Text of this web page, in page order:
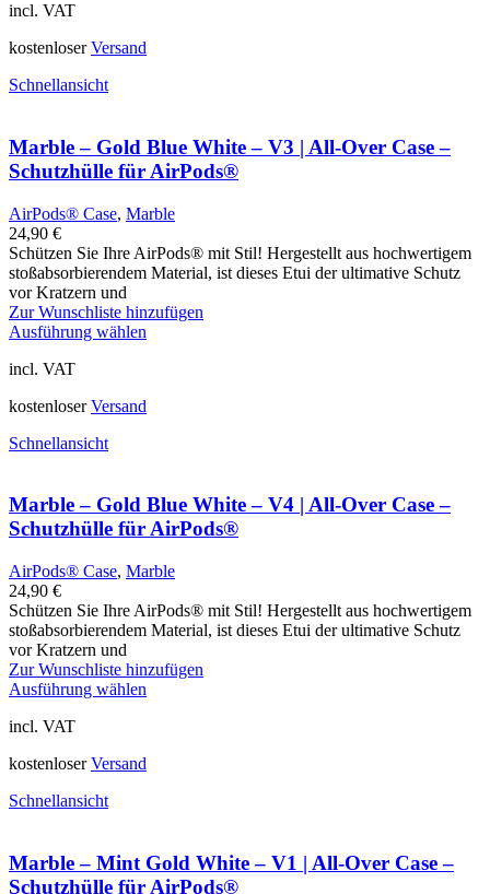
incl. VAT
kostenloserVersand
Schnellansicht
Marble – Gold Blue White – V3 | All-Over Case –
Schutzhülle für AirPods®
AirPods® Case, Marble
24,90 €
Schützen Sie Ihre AirPods® mit Stil! Hergestellt aus hochwertigem
stoßabsorbierendem Material, ist dieses Etui der ultimative Schutz
vor Kratzern und
Zur Wunschliste hinzufügen
Ausführung wählen
incl. VAT
kostenloserVersand
Schnellansicht
Marble – Gold Blue White – V4 | All-Over Case –
Schutzhülle für AirPods®
AirPods® Case, Marble
24,90 €
Schützen Sie Ihre AirPods® mit Stil! Hergestellt aus hochwertigem
stoßabsorbierendem Material, ist dieses Etui der ultimative Schutz
vor Kratzern und
Zur Wunschliste hinzufügen
Ausführung wählen
incl. VAT
kostenloserVersand
Schnellansicht
Marble – Mint Gold White – V1 | All-Over Case –
Schutzhülle für AirPods®